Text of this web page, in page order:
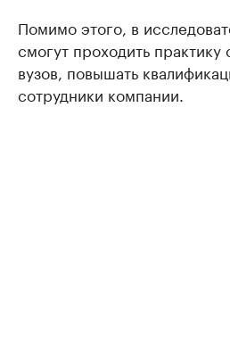
Помимо этого, в
смогут проходить
вузов, повышать
сотрудники компании.